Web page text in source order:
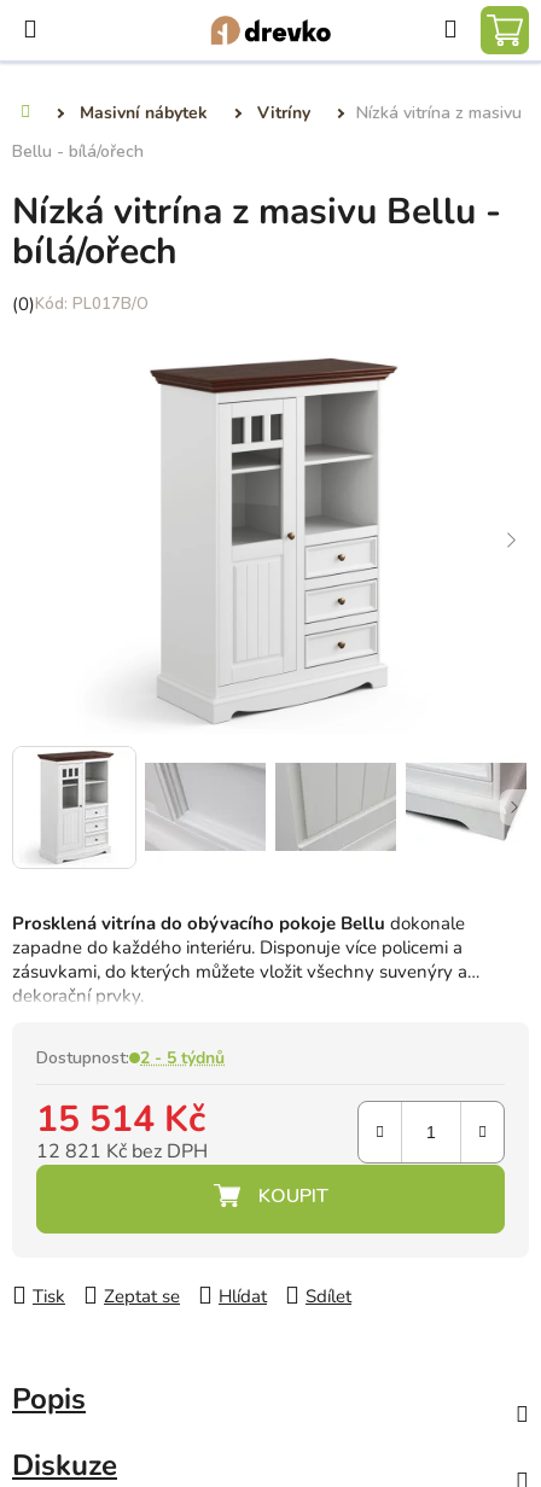
obsah
Hledat
Masivní nábytek Vitríny
Nízká vitrína z masivu
Bellu - bílá/ořech
Prosklená vitrína do obývacího pokoje Bellu dokonale
zapadne do každého interiéru. Disponuje více policemi a
zásuvkami, do kterých můžete vložit všechny suvenýry a
dekorační prvky.
Dostupnost: 2 - 5 týdnů
15 514 Kč
12 821 Kč bez DPH
Tisk Zeptat se Hlídat Sdílet
Nízká vitrína z masivu Bellu -
bílá/ořech
Průměrné
(0) PL017B/O
Popis
Diskuze